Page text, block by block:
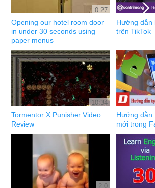
0:27
Opening our hotel room door
in under 30 seconds using
paper menus
Hướng dẫn
trên TikTok
10:34
Tormentor X Punisher Video
Review
Hướng dẫn
mới trong
2:0